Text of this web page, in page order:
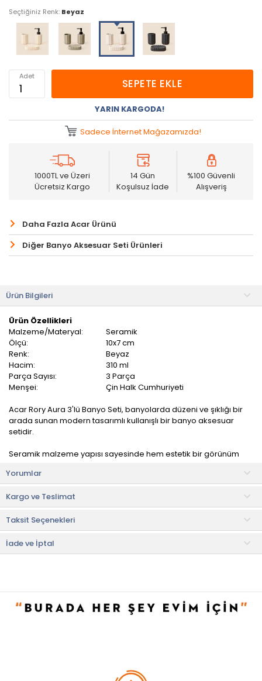
Seçtiğiniz Renk: Beyaz
Adet
SEPETE EKLE
YARIN KARGODA!
Sadece İnternet Mağazamızda!
1000TL ve Üzeri
Ücretsiz Kargo
14 Gün
Koşulsuz İade
%100 Güvenli
Alışveriş
Daha Fazla Acar Ürünü
Diğer Banyo Aksesuar Seti Ürünleri
Ürün Bilgileri
Ürün Özellikleri
Malzeme/Materyal:
Seramik
Ölçü:
10x7 cm
Renk:
Beyaz
Hacim:
310 ml
Parça Sayısı:
3 Parça
Menşei:
Çin Halk Cumhuriyeti
Acar Rory Aura 3'lü Banyo Seti, banyolarda düzeni ve şıklığı bir
arada sunan modern tasarımlı kullanışlı bir banyo aksesuar
setidir.
Seramik malzeme yapısı sayesinde hem estetik bir görünüm
zarif tasarımı sayesinde farklı banyo dekorasyon stilleriyle
kolayca uyum sağlayarak banyolara dekoratif bir dokunuş
kazandırır.
Kompakt tasarımı sayesinde lavabo kenarında düzenli bir
görünüm oluştururken, banyolarda modern ve estetik bir
atmosfer yaratır.
Yorumlar
Kargo ve Teslimat
Taksit Seçenekleri
İade ve İptal